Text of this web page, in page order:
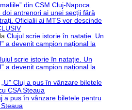
din CSM Cluj-Napoca.
doi antrenori ai unei secții fără
Oficialii ai MTS vor descinde
la Clujul scrie istorie în natație. Un
a devenit campion național la
scrie istorie în natație. Un
a devenit campion național la
„U” Cluj a pus în vânzare biletele
CSA Steaua
a pus în vânzare biletele pentru